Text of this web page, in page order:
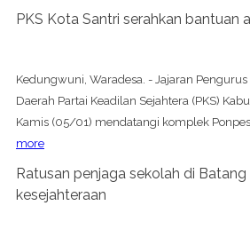
PKS Kota Santri serahkan bantuan
Kedungwuni, Waradesa. - Jajaran
Daerah Partai Keadilan Sejahtera (PKS)
Kamis (05/01) mendatangi komplek
more
Ratusan penjaga sekolah di
kesejahteraan